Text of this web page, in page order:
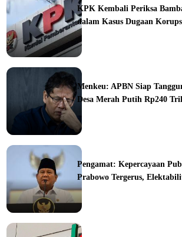
KPK Kembali Periksa
dalam Kasus Dugaan
Menkeu: APBN Siap
Desa Merah Putih Rp240
Pengamat: Kepercayaan
Prabowo Tergerus,